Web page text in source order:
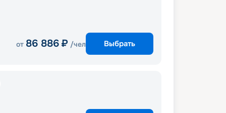
от 86 886 ₽ /чел Выбрать